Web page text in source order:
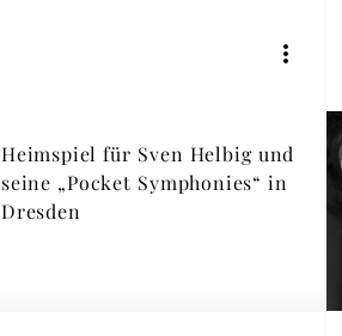
Heimspiel für Sven Helbig und
seine „Pocket Symphonies“ in
Dresden